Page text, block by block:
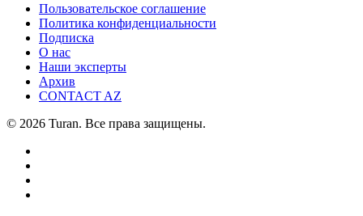
Пользовательское соглашение
Политика конфиденциальности
Подписка
О нас
Наши эксперты
Архив
CONTACT AZ
© 2026 Turan. Все права защищены.